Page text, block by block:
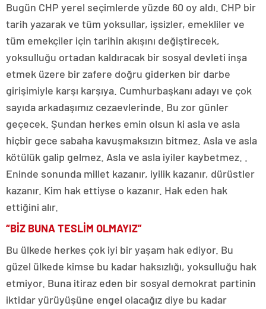
Bugün CHP yerel seçimlerde yüzde 60 oy aldı. CHP bir
tarih yazarak ve tüm yoksullar, işsizler, emekliler ve
tüm emekçiler için tarihin akışını değiştirecek,
yoksulluğu ortadan kaldıracak bir sosyal devleti inşa
etmek üzere bir zafere doğru giderken bir darbe
girişimiyle karşı karşıya. Cumhurbaşkanı adayı ve çok
sayıda arkadaşımız cezaevlerinde. Bu zor günler
geçecek. Şundan herkes emin olsun ki asla ve asla
hiçbir gece sabaha kavuşmaksızın bitmez. Asla ve asla
kötülük galip gelmez. Asla ve asla iyiler kaybetmez. .
Eninde sonunda millet kazanır, iyilik kazanır, dürüstler
kazanır. Kim hak ettiyse o kazanır. Hak eden hak
ettiğini alır.
“BİZ BUNA TESLİM OLMAYIZ”
Bu ülkede herkes çok iyi bir yaşam hak ediyor. Bu
güzel ülkede kimse bu kadar haksızlığı, yoksulluğu hak
etmiyor. Buna itiraz eden bir sosyal demokrat partinin
iktidar yürüyüşüne engel olacağız diye bu kadar